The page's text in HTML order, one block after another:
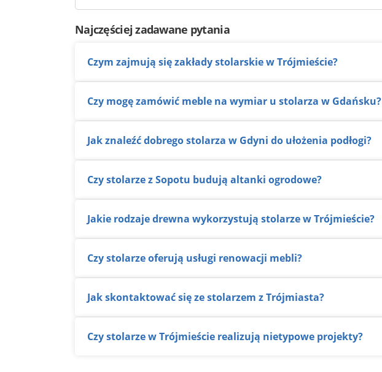
Najczęściej zadawane pytania
Czym zajmują się zakłady stolarskie w Trójmieście?
Czy mogę zamówić meble na wymiar u stolarza w Gdańsku?
Jak znaleźć dobrego stolarza w Gdyni do ułożenia podłogi?
Czy stolarze z Sopotu budują altanki ogrodowe?
Jakie rodzaje drewna wykorzystują stolarze w Trójmieście?
Czy stolarze oferują usługi renowacji mebli?
Jak skontaktować się ze stolarzem z Trójmiasta?
Czy stolarze w Trójmieście realizują nietypowe projekty?